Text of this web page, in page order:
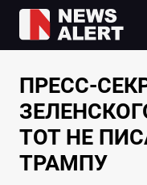
ПРЕСС-
ТОТ НЕ
ТРАМПУ